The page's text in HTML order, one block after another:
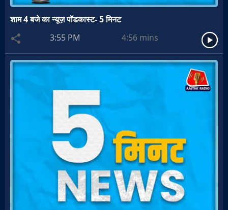
शाम 4 बजे का न्यूज़ पॉडकास्ट- 5 मिनट
3:55 PM
4:56 mins